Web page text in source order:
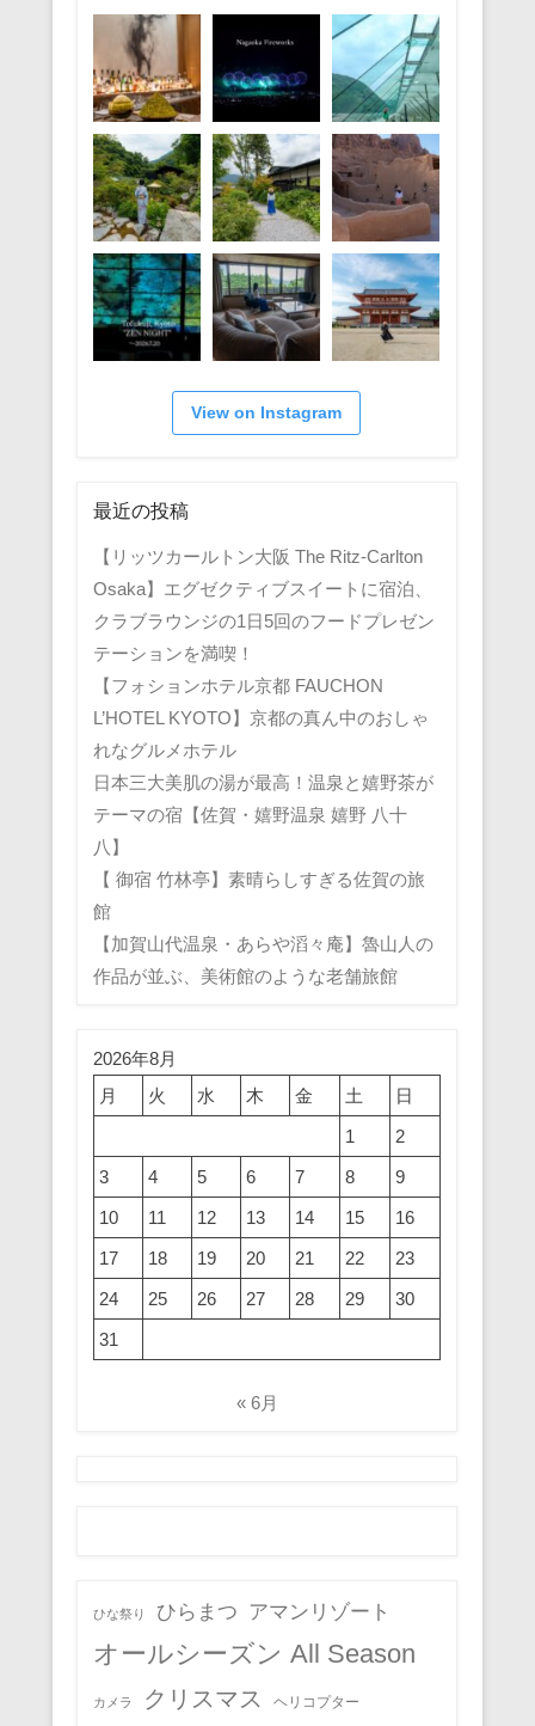
ー
View on Instagram
最近の投稿
【リッツカールトン大阪 The Ritz-Carlton
Osaka】エグゼクティブスイートに宿泊、
クラブラウンジの1日5回のフードプレゼン
テーションを満喫！
【フォションホテル京都 FAUCHON
L’HOTEL KYOTO】京都の真ん中のおしゃ
れなグルメホテル
日本三大美肌の湯が最高！温泉と嬉野茶が
テーマの宿【佐賀・嬉野温泉 嬉野 八十
八】
【 御宿 竹林亭】素晴らしすぎる佐賀の旅
館
【加賀山代温泉・あらや滔々庵】魯山人の
作品が並ぶ、美術館のような老舗旅館
2026年8月
月
火 水 木 金 土
日
1
2
3
4 5 6 7 8
9
10
11 12 13 14 15
16
17
18 19 20 21 22
23
24
25 26 27 28 29
30
31
« 6月
ひな祭り ひらまつ アマンリゾート
オールシーズン All Season
カメラ クリスマス ヘリコプター